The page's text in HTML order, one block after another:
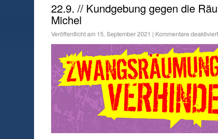
22.9. // Kundgebung gegen die
Michel
Veröffentlicht am 15. September 2021 | Kommentare deaktiviert